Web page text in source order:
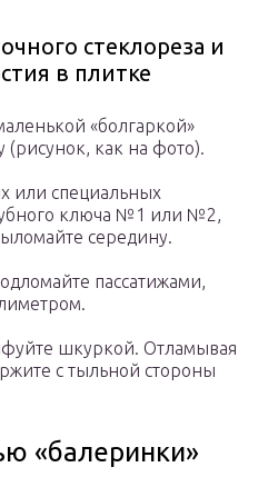
стеклореза и
в плитке
«болгаркой»
(рисунок, как на фото).
или специальных
ключа №1 или №2,
середину.
пассатижами,
шкуркой. Отламывая
с тыльной стороны
«балеринки»